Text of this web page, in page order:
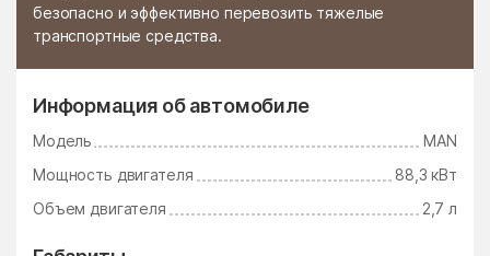
безопасно и эффективно перевозить тяжелые
транспортные средства.
Информация об автомобиле
Модель
MAN
Мощность двигателя
88,3 кВт
Объем двигателя
2,7 л